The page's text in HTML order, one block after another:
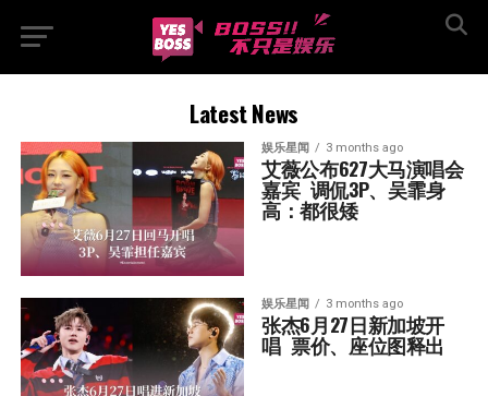
Latest News
娱乐星闻 3 months ago
艾薇公布627大马演唱会
嘉宾  调侃3P、吴霏身
高：都很矮
娱乐星闻 3 months ago
张杰6月27日新加坡开
唱  票价、座位图释出